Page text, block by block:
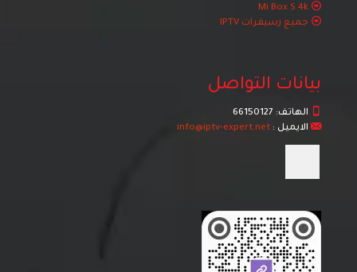
Mi Box S 4k
جميع رسيفرات IPTV
بيانات التواصل
الهاتف: 66150127
الايميل : info@iptv-expert.net